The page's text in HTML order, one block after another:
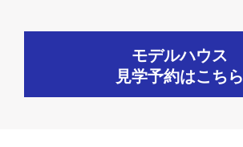
モデルハウス
見学予約はこちら